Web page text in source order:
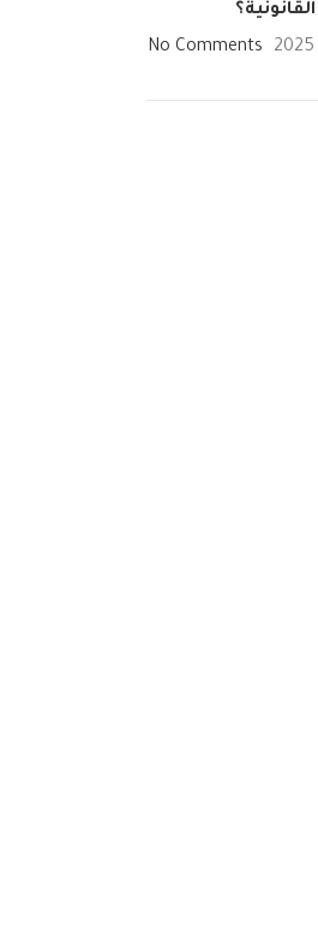
No Comments